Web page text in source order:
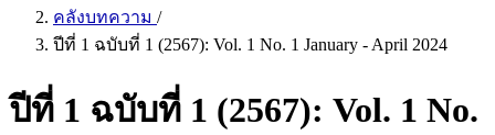
คลังบทความ /
ปีที่ 1 ฉบับที่ 1 (2567): Vol. 1 No. 1 January - April 2024
ปีที่ 1 ฉบับที่ 1 (2567): Vol. 1 No.